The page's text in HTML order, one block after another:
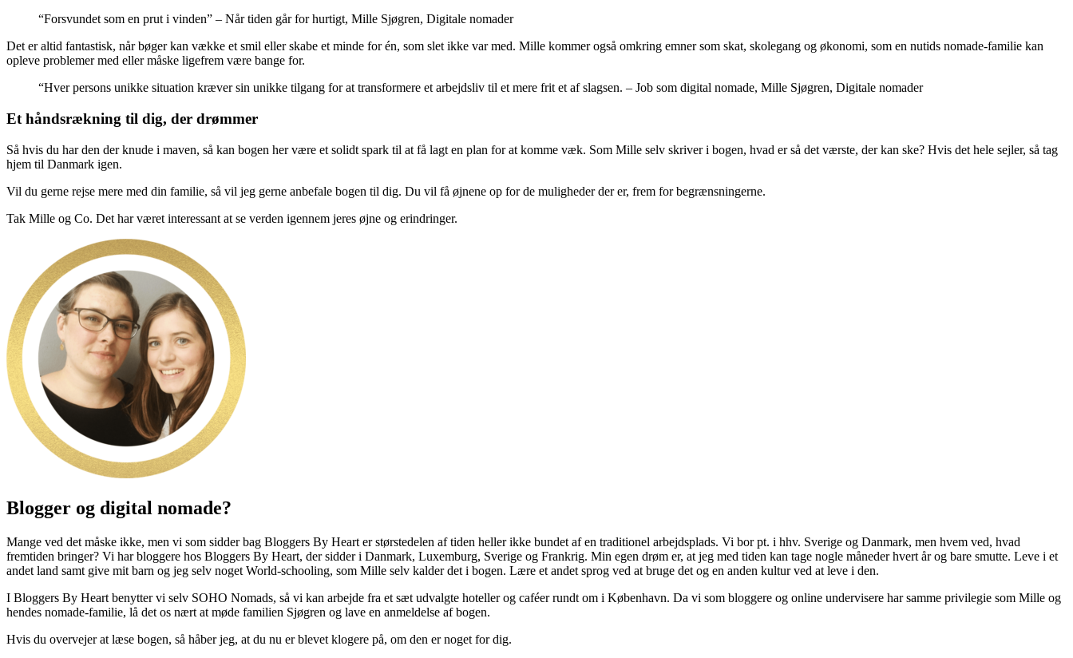
“Forsvundet som en prut i vinden” – Når tiden går for hurtigt, Mille Sjøgren, Digitale nomader
Det er altid fantastisk, når bøger kan vække et smil eller skabe et minde for én, som slet ikke var med. Mille kommer også omkring emner som skat, skolegang og økonomi, som en nutids nomade-familie kan
opleve problemer med eller måske ligefrem være bange for.
“Hver persons unikke situation kræver sin unikke tilgang for at transformere et arbejdsliv til et mere frit et af slagsen. – Job som digital nomade, Mille Sjøgren, Digitale nomader
Et håndsrækning til dig, der drømmer
Så hvis du har den der knude i maven, så kan bogen her være et solidt spark til at få lagt en plan for at komme væk. Som Mille selv skriver i bogen, hvad er så det værste, der kan ske? Hvis det hele sejler, så tag
hjem til Danmark igen.
Vil du gerne rejse mere med din familie, så vil jeg gerne anbefale bogen til dig. Du vil få øjnene op for de muligheder der er, frem for begrænsningerne.
Tak Mille og Co. Det har været interessant at se verden igennem jeres øjne og erindringer.
Blogger og digital nomade?
Mange ved det måske ikke, men vi som sidder bag Bloggers By Heart er størstedelen af tiden heller ikke bundet af en traditionel arbejdsplads. Vi bor pt. i hhv. Sverige og Danmark, men hvem ved, hvad
fremtiden bringer? Vi har bloggere hos Bloggers By Heart, der sidder i Danmark, Luxemburg, Sverige og Frankrig. Min egen drøm er, at jeg med tiden kan tage nogle måneder hvert år og bare smutte. Leve i et
andet land samt give mit barn og jeg selv noget World-schooling, som Mille selv kalder det i bogen. Lære et andet sprog ved at bruge det og en anden kultur ved at leve i den.
I Bloggers By Heart benytter vi selv SOHO Nomads, så vi kan arbejde fra et sæt udvalgte hoteller og caféer rundt om i København. Da vi som bloggere og online undervisere har samme privilegie som Mille og
hendes nomade-familie, lå det os nært at møde familien Sjøgren og lave en anmeldelse af bogen.
Hvis du overvejer at læse bogen, så håber jeg, at du nu er blevet klogere på, om den er noget for dig.